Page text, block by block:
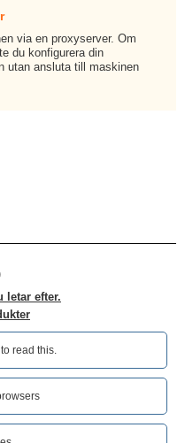
via en proxyserver. Om
du konfigurera din
utan ansluta till maskinen
letar efter.
read this.‎